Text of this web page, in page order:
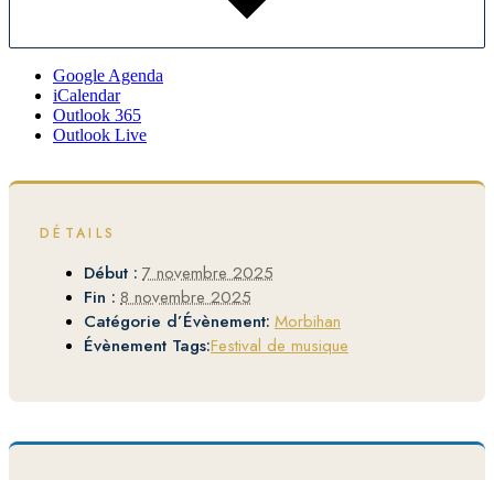
Google Agenda
iCalendar
Outlook 365
Outlook Live
DÉTAILS
Début : 7 novembre 2025
Fin : 8 novembre 2025
Catégorie d’Évènement: Morbihan
Évènement Tags:Festival de musique